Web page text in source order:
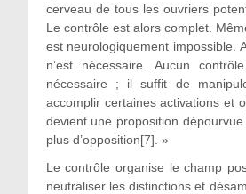
cerveau de tous les ouvriers
Le contrôle est alors complet.
est neurologiquement impossible.
n’est nécessaire. Aucun
nécessaire ; il suffit de
accomplir certaines activations et
devient une proposition dépourvue
plus d’opposition[7]. »
Le contrôle organise le champ
neutraliser les distinctions et